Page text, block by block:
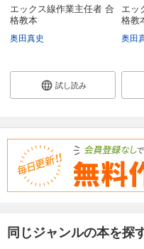
エックス線作業主任者 合
格教本
奥田真史
試し読み
エッ
格教
奥田
同じジャンルの本を探